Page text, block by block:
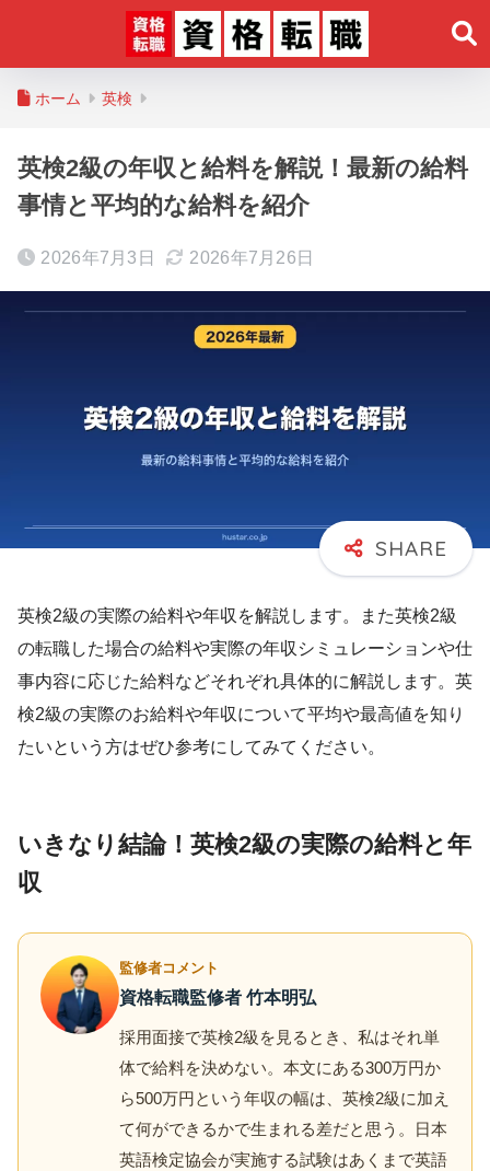
ホーム 英検
英検2級の年収と給料を解説！最新の給料
事情と平均的な給料を紹介
2026年7月3日 2026年7月26日
英検2級の実際の給料や年収を解説します。また英検2級
の転職した場合の給料や実際の年収シミュレーションや仕
事内容に応じた給料などそれぞれ具体的に解説します。英
検2級の実際のお給料や年収について平均や最高値を知り
たいという方はぜひ参考にしてみてください。
いきなり結論！英検2級の実際の給料と年
収
監修者コメント
資格転職監修者 竹本明弘
採用面接で英検2級を見るとき、私はそれ単
体で給料を決めない。本文にある300万円か
ら500万円という年収の幅は、英検2級に加え
て何ができるかで生まれる差だと思う。日本
英語検定協会が実施する試験はあくまで英語